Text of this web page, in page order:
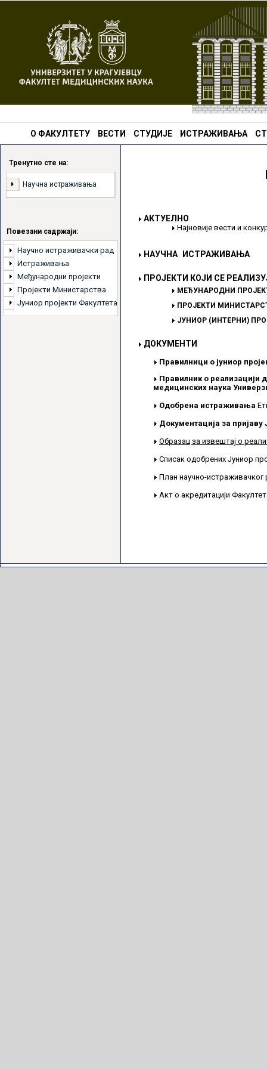
О ФАКУЛТЕТУ ВЕСТИ СТУДИЈЕ ИСТРАЖИВАЊА
Тренутно сте на:
Научна истраживања
Повезани садржаји:
Научно истраживачки рад
Истраживања
Међународни пројекти
Пројекти Министарства
Јуниор пројекти Факултета
АКТУЕЛНО
Најновије вести и
НАУЧНА ИСТРАЖИВАЊА
ПРОЈЕКТИ КОЈИ СЕ
МЕЂУНАРОДНИ
ПРОЈЕКТИ
ЈУНИОР (ИНТЕРНИ)
ДОКУМЕНТИ
Правилници о јуниор
Правилник о реализацији
медицинских наука
Одобрена истраживања
Документација за
Образац за извештај о
Списак одобрених Јуниор
План научно-истраживачког
Акт о акредитацији